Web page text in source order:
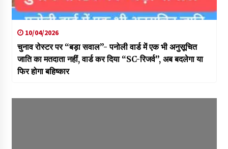
10/04/2026
चुनाव रोस्टर पर “बड़ा सवाल”- पनोली वार्ड में एक भी अनुसूचित
जाति का मतदाता नहीं, वार्ड कर दिया “SC-रिजर्व”, अब बदलेगा या
फिर होगा बहिष्कार